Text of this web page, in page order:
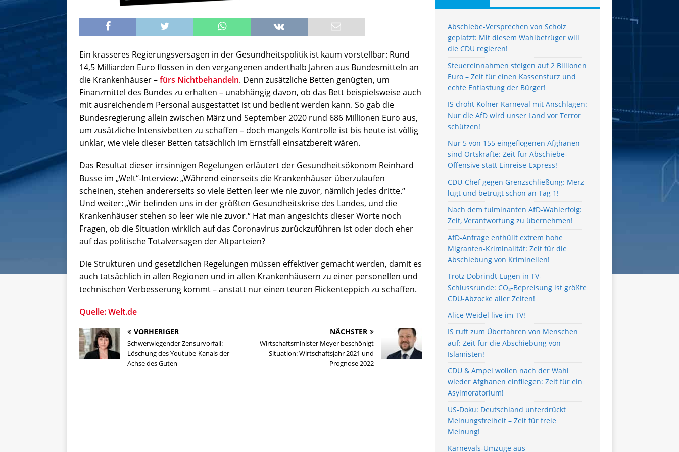
Ein krasseres Regierungsversagen in der Gesundheitspolitik ist kaum vorstellbar: Rund
14,5 Milliarden Euro flossen in den vergangenen anderthalb Jahren aus Bundesmitteln an
die Krankenhäuser –fürs Nichtbehandeln. Denn zusätzliche Betten genügten, um
Finanzmittel des Bundes zu erhalten – unabhängig davon, ob das Bett beispielsweise auch
mit ausreichendem Personal ausgestattet ist und bedient werden kann. So gab die
Bundesregierung allein zwischen März und September 2020 rund 686 Millionen Euro aus,
um zusätzliche Intensivbetten zu schaffen – doch mangels Kontrolle ist bis heute ist völlig
unklar, wie viele dieser Betten tatsächlich im Ernstfall einsatzbereit wären.
Das Resultat dieser irrsinnigen Regelungen erläutert der Gesundheitsökonom Reinhard
Busse im „Welt“-Interview: „Während einerseits die Krankenhäuser überzulaufen
scheinen, stehen andererseits so viele Betten leer wie nie zuvor, nämlich jedes dritte.“
Und weiter: „Wir befinden uns in der größten Gesundheitskrise des Landes, und die
Krankenhäuser stehen so leer wie nie zuvor.“ Hat man angesichts dieser Worte noch
Fragen, ob die Situation wirklich auf das Coronavirus zurückzuführen ist oder doch eher
auf das politische Totalversagen der Altparteien?
Die Strukturen und gesetzlichen Regelungen müssen effektiver gemacht werden, damit es
auch tatsächlich in allen Regionen und in allen Krankenhäusern zu einer personellen und
technischen Verbesserung kommt – anstatt nur einen teuren Flickenteppich zu schaffen.
Quelle: Welt.de
VORHERIGER
Schwerwiegender Zensurvorfall:
Löschung des Youtube-Kanals der
Achse des Guten
NÄCHSTER
Wirtschaftsminister Meyer beschönigt
Situation: Wirtschaftsjahr 2021 und
Prognose 2022
Abschiebe-Versprechen von Scholz
geplatzt: Mit diesem Wahlbetrüger will
die CDU regieren!
Steuereinnahmen steigen auf 2 Billionen
Euro – Zeit für einen Kassensturz und
echte Entlastung der Bürger!
IS droht Kölner Karneval mit Anschlägen:
Nur die AfD wird unser Land vor Terror
schützen!
Nur 5 von 155 eingeflogenen Afghanen
sind Ortskräfte: Zeit für Abschiebe-
Offensive statt Einreise-Express!
CDU-Chef gegen Grenzschließung: Merz
lügt und betrügt schon an Tag 1!
Nach dem fulminanten AfD-Wahlerfolg:
Zeit, Verantwortung zu übernehmen!
AfD-Anfrage enthüllt extrem hohe
Migranten-Kriminalität: Zeit für die
Abschiebung von Kriminellen!
Trotz Dobrindt-Lügen in TV-
Schlussrunde: CO₂-Bepreisung ist größte
CDU-Abzocke aller Zeiten!
Alice Weidel live im TV!
IS ruft zum Überfahren von Menschen
auf: Zeit für die Abschiebung von
Islamisten!
CDU & Ampel wollen nach der Wahl
wieder Afghanen einfliegen: Zeit für ein
Asylmoratorium!
US-Doku: Deutschland unterdrückt
Meinungsfreiheit – Zeit für freie
Meinung!
Karnevals-Umzüge aus